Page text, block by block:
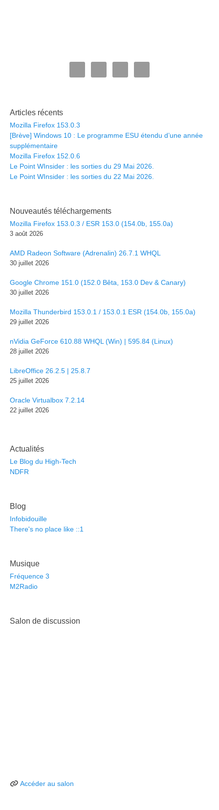
Articles récents
Mozilla Firefox 153.0.3
[Brève] Windows 10 : Le programme ESU étendu d’une année
supplémentaire
Mozilla Firefox 152.0.6
Le Point WInsider : les sorties du 29 Mai 2026.
Le Point WInsider : les sorties du 22 Mai 2026.
Nouveautés téléchargements
Mozilla Firefox 153.0.3 / ESR 153.0 (154.0b, 155.0a)
3 août 2026
AMD Radeon Software (Adrenalin) 26.7.1 WHQL
30 juillet 2026
Google Chrome 151.0 (152.0 Bêta, 153.0 Dev & Canary)
30 juillet 2026
Mozilla Thunderbird 153.0.1 / 153.0.1 ESR (154.0b, 155.0a)
29 juillet 2026
nVidia GeForce 610.88 WHQL (Win) | 595.84 (Linux)
28 juillet 2026
LibreOffice 26.2.5 | 25.8.7
25 juillet 2026
Oracle Virtualbox 7.2.14
22 juillet 2026
Actualités
Le Blog du High-Tech
NDFR
Blog
Infobidouille
There's no place like ::1
Musique
Fréquence 3
M2Radio
Salon de discussion
Accéder au salon